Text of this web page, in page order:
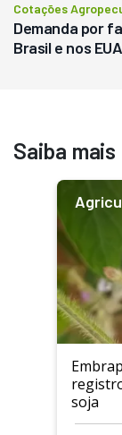
Cotações
Demanda por
Brasil e nos
Saiba mais
soja